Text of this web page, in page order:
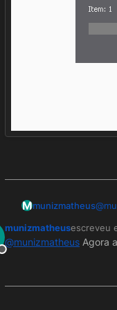
Mmunizmatheus@
Offline
munizmatheusescreveu
última
@munizmatheus Agora